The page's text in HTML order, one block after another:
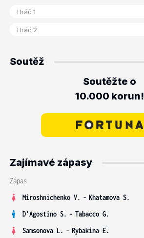
Soutěž
Soutěžte o
10.000 korun!
Zajímavé zápasy
Zápas
Miroshnichenko V. - Khatamova S.
D'Agostino S. - Tabacco G.
Samsonova L. - Rybakina E.